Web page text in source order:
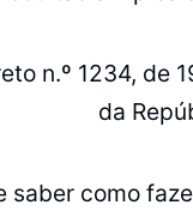
n.º 1234,
da
saber como